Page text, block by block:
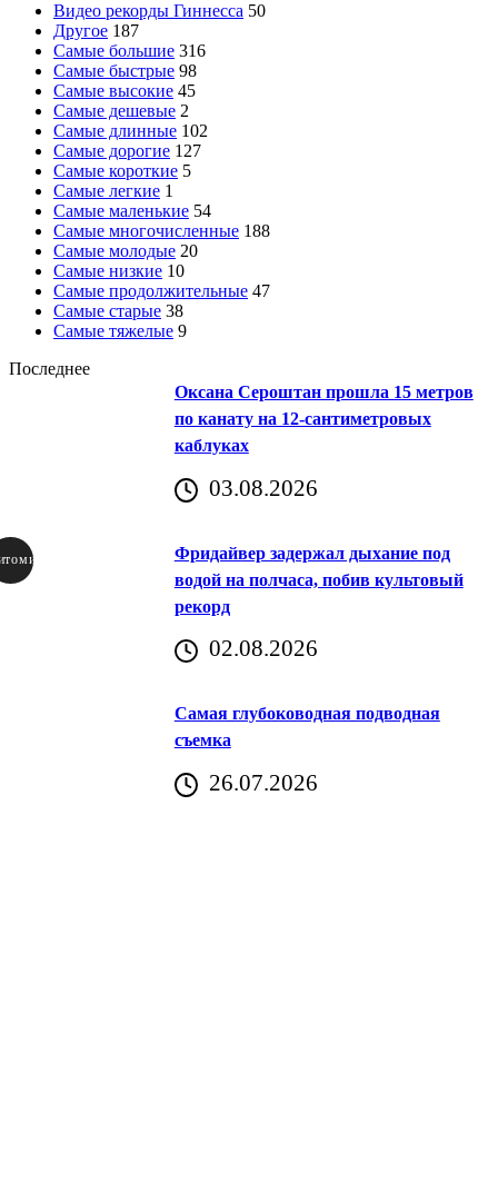
Видео рекорды Гиннесса 50
Другое 187
Самые большие 316
Самые быстрые 98
Самые высокие 45
Самые дешевые 2
Самые длинные 102
Самые дорогие 127
Самые короткие 5
Самые легкие 1
Самые маленькие 54
Самые многочисленные 188
Самые молодые 20
Самые низкие 10
Самые продолжительные 47
Самые старые 38
Самые тяжелые 9
Последнее
Оксана Сероштан прошла 15 метров
по канату на 12-сантиметровых
каблуках
03.08.2026
Фридайвер задержал дыхание под
водой на полчаса, побив культовый
рекорд
02.08.2026
Самая глубоководная подводная
съемка
26.07.2026